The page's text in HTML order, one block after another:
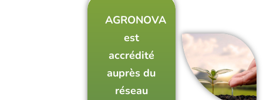
AGRONOVA
est
accrédité
auprès du
réseau